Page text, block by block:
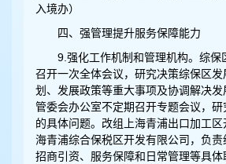
入境办）
四、强管理提升服务保障能力
9.强化工作机制和管理机构。综保
召开一次全体会议，研究决策综保区
划、发展政策等重大事项及协调解决发
管委会办公室不定期召开专题会议，
的具体问题。改组上海青浦出口加工
海青浦综合保税区开发有限公司，负责
招商引资、服务保障和日常管理等具